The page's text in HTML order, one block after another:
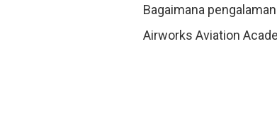
Bagaimana
Airworks Aviation